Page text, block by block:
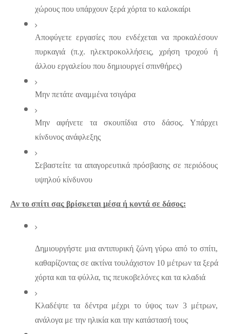
χώρους που υπάρχουν ξερά χόρτα το καλοκαίρι
Αποφύγετε εργασίες που ενδέχεται να προκαλέσουν
πυρκαγιά (π.χ. ηλεκτροκολλήσεις, χρήση τροχού ή
άλλου εργαλείου που δημιουργεί σπινθήρες)
Μην πετάτε αναμμένα τσιγάρα
Μην αφήνετε τα σκουπίδια στο δάσος. Υπάρχει
κίνδυνος ανάφλεξης
Σεβαστείτε τα απαγορευτικά πρόσβασης σε περιόδους
υψηλού κίνδυνου
Αν το σπίτι σας βρίσκεται μέσα ή κοντά σε δάσος:
Δημιουργήστε μια αντιπυρική ζώνη γύρω από το σπίτι,
καθαρίζοντας σε ακτίνα τουλάχιστον 10 μέτρων τα ξερά
χόρτα και τα φύλλα, τις πευκοβελόνες και τα κλαδιά
Κλαδέψτε τα δέντρα μέχρι το ύψος των 3 μέτρων,
ανάλογα με την ηλικία και την κατάστασή τους